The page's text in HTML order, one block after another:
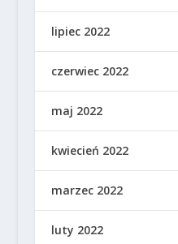
lipiec 2022
czerwiec 2022
maj 2022
kwiecień 2022
marzec 2022
luty 2022